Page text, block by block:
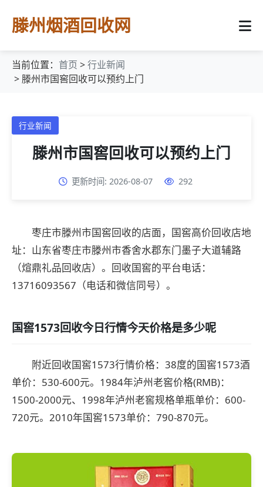
滕州烟酒回收网
当前位置： 首页 >行业新闻
> 滕州市国窖回收可以预约上门
行业新闻
滕州市国窖回收可以预约上门
更新时间: 2026-08-07 292
枣庄市滕州市国窖回收的店面，国窖高价回收店地
址：山东省枣庄市滕州市香舍水郡东门墨子大道辅路
（煊鼎礼品回收店）。回收国窖的平台电话：
13716093567（电话和微信同号）。
国窖1573回收今日行情今天价格是多少呢
附近回收国窖1573行情价格：38度的国窖1573酒
单价：530-600元。1984年泸州老窖价格(RMB)：
1500-2000元、1998年泸州老窖规格单瓶单价：600-
720元。2010年国窖1573单价：790-870元。